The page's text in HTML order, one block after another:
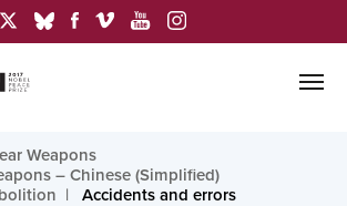
Weapons
– Chinese (Simplified)
Accidents and errors